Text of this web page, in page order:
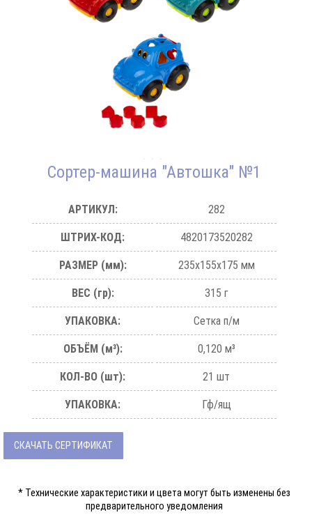
Сортер-машина "Автошка" №1
АРТИКУЛ: 282
ШТРИХ-КОД: 4820173520282
РАЗМЕР (мм): 235х155х175 мм
ВЕС (гр): 315 г
УПАКОВКА: Сетка п/м
ОБЪЁМ (м³): 0,120 м³
КОЛ-ВО (шт): 21 шт
УПАКОВКА: Гф/ящ
СКАЧАТЬ СЕРТИФИКАТ
* Технические характеристики и цвета могут быть изменены без
предварительного уведомления